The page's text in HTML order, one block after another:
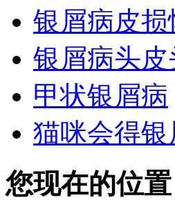
银屑病皮
银屑病头
甲状银屑病
猫咪会得银
您现在的位置